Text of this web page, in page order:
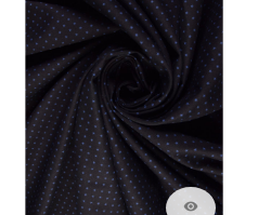
visibility